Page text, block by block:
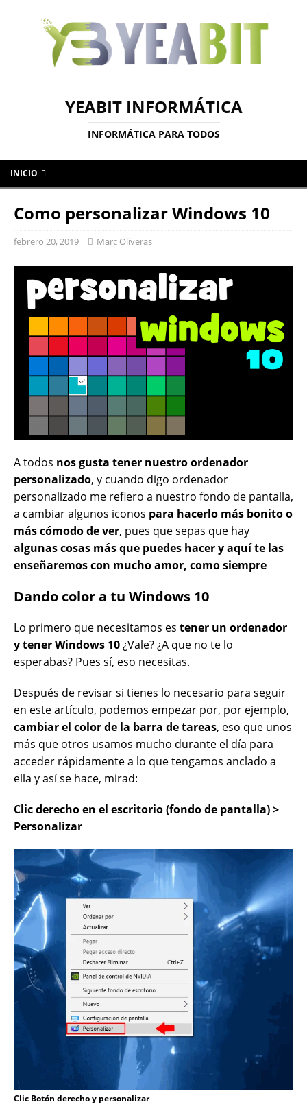
YEABIT INFORMÁTICA
INFORMÁTICA PARA TODOS
INICIO
Como personalizar Windows 10
febrero 20, 2019 Marc Oliveras
A todos nos gusta tener nuestro ordenador
personalizado, y cuando digo ordenador
personalizado me refiero a nuestro fondo de pantalla,
a cambiar algunos iconos para hacerlo más bonito o
más cómodo de ver, pues que sepas que hay
algunas cosas más que puedes hacer y aquí te las
enseñaremos con mucho amor, como siempre
Dando color a tu Windows 10
Lo primero que necesitamos es tener un ordenador
y tener Windows 10¿Vale? ¿A que no te lo
esperabas? Pues sí, eso necesitas.
Después de revisar si tienes lo necesario para seguir
en este artículo, podemos empezar por, por ejemplo,
cambiar el color de la barra de tareas, eso que unos
más que otros usamos mucho durante el día para
acceder rápidamente a lo que tengamos anclado a
ella y así se hace, mirad:
Clic derecho en el escritorio (fondo de pantalla) >
Personalizar
Clic Botón derecho y personalizar